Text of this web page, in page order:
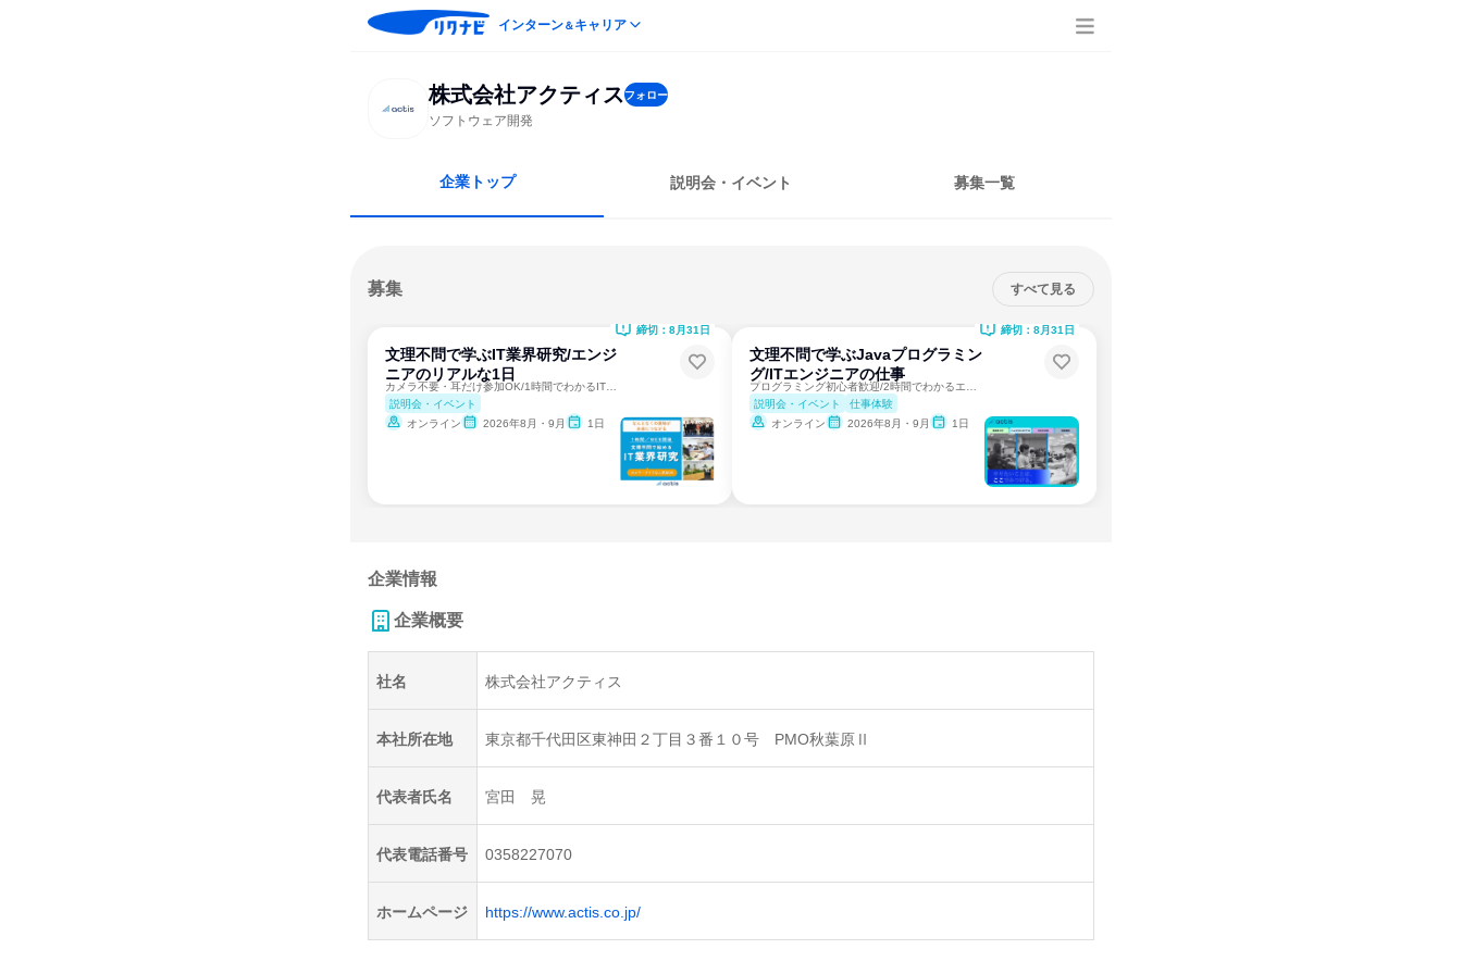
インターン＆キャリア
株式会社アクティスフォロー
ソフトウェア開発
企業トップ 説明会・イベント 募集一覧
募集 すべて見る
文理不問で学ぶIT業界研究/エンジ
ニアのリアルな1日
説明会・イベント
オンライン
2026年8月・9月 1日
締切：8月31日
文理不問で学ぶJavaプログラミン
グ/ITエンジニアの仕事
説明会・イベント
仕事体験
オンライン
2026年8月・9月 1日
締切：8月31日
企業情報
企業概要
社名 株式会社アクティス
本社所在地 東京都千代田区東神田２丁目３番１０号 PMO秋葉原Ⅱ
代表者氏名 宮田 晃
代表電話番号 0358227070
ホームページ https://www.actis.co.jp/